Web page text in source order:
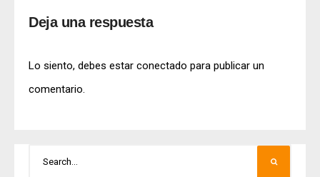
Deja una respuesta
Lo siento, debes estar conectado para publicar un
comentario.